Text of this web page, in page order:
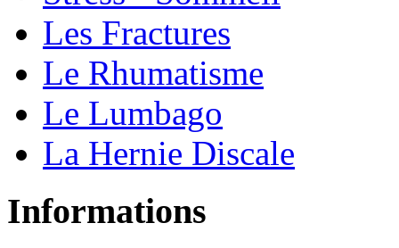
Les Fractures
Le Rhumatisme
Le Lumbago
La Hernie Discale
Informations